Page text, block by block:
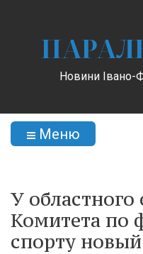
Новини Івано-
Меню
У областного
Комитета по
спорту